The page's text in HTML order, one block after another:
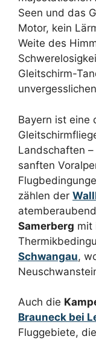
Seen und das
Motor, kein
Weite des
Gleitschirm-
Bayern ist eine
Landschaften
sanften
zählen der
Samerberg mit
Schwangau,
Auch die
Brauneck bei
Fluggebiete,